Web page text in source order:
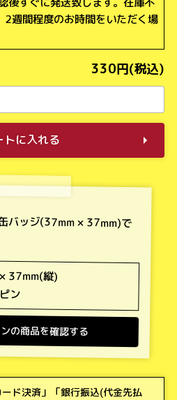
週間程度のお時間をいただく場
330円(税込)
トに入れる
バッジ(37mm × 37mm)で
37mm(縦)
ン
の商品を確認する
ド決済」「銀行振込(代金先払